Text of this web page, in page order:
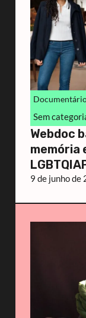
Sem
Webdoc
memória
9 de junho de